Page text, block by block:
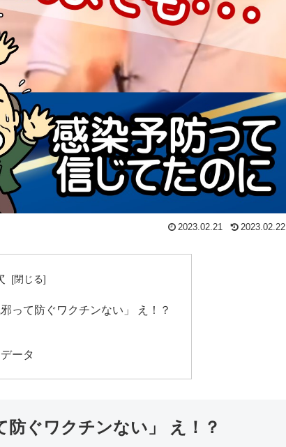
2023.02.21 2023.02.22
って防ぐワクチンない」 え！？
ータ
ぐワクチンない」 え！？